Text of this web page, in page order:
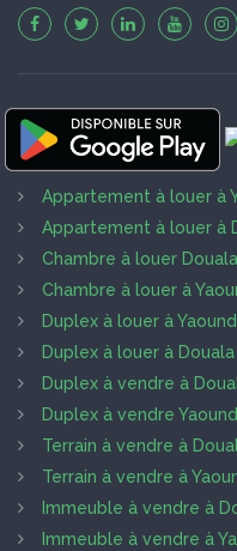
Appartement à louer à
Appartement à louer à
Chambre à louer Douala
Chambre à louer à
Duplex à louer à
Duplex à louer à Douala
Duplex à vendre à
Duplex à vendre
Terrain à vendre à
Terrain à vendre à
Immeuble à vendre à
Immeuble à vendre à